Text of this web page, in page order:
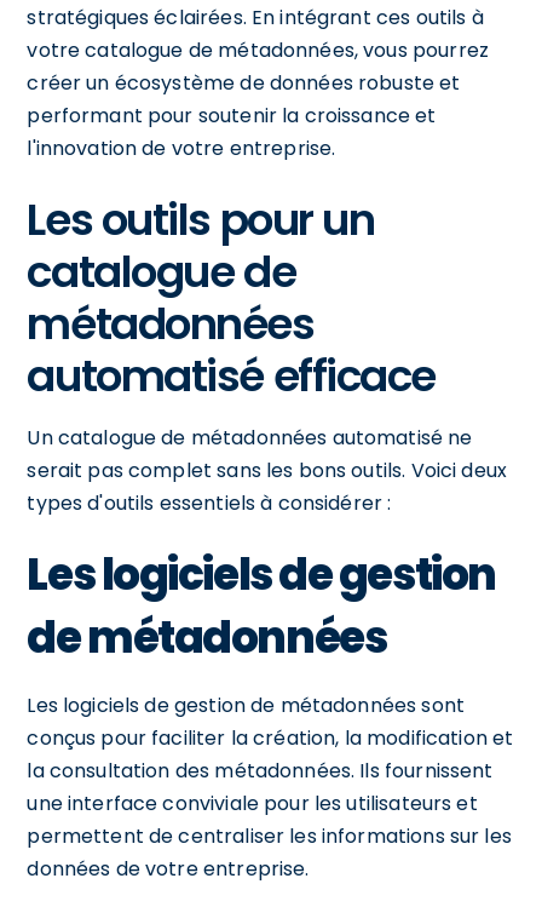
stratégiques éclairées. En intégrant ces outils à
votre catalogue de métadonnées, vous pourrez
créer un écosystème de données robuste et
performant pour soutenir la croissance et
l'innovation de votre entreprise.
Les outils pour un
catalogue de
métadonnées
automatisé efficace
Un catalogue de métadonnées automatisé ne
serait pas complet sans les bons outils. Voici deux
types d'outils essentiels à considérer :
Les logiciels de gestion
de métadonnées
Les logiciels de gestion de métadonnées sont
conçus pour faciliter la création, la modification et
la consultation des métadonnées. Ils fournissent
une interface conviviale pour les utilisateurs et
permettent de centraliser les informations sur les
données de votre entreprise.